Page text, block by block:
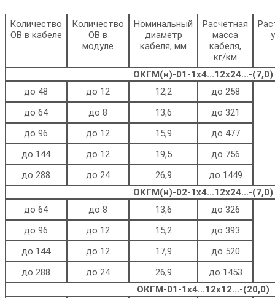
Количество
ОВ в кабеле
Количество
ОВ в
модуле
Номинальный
диаметр
кабеля, мм
Расчетная
масса
кабеля,
кг/км
ОКГМ(н)-01-1х4...12х24...-(7,0)
до 48
до 12 12,2
до 258
до 64
до 8 13,6
до 321
до 96
до 12 15,9
до 477
до 144
до 12 19,5
до 756
до 288
до 24 26,9
до 1449
ОКГМ(н)-02-1х4...12х24...-(7,0)
до 64
до 8 13,6
до 326
до 96
до 12 15,2
до 393
до 144
до 12 17,9
до 520
до 288
до 24 26,9
до 1453
ОКГМ-01-1х4...12х12...-(20,0)